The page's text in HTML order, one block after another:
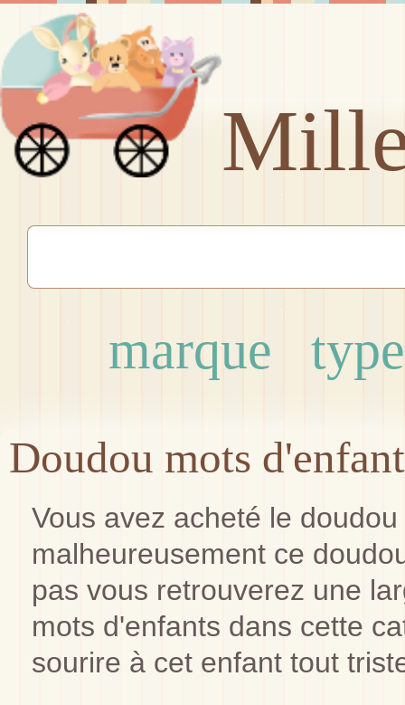
marque type
Doudou mots
Vous avez acheté le
malheureusement ce
pas vous retrouverez une
mots d'enfants dans cette
sourire à cet enfant tout